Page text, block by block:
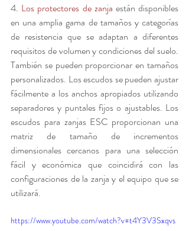
4. Los protectores de zanja están disponibles
en una amplia gama de tamaños y categorías
de resistencia que se adaptan a diferentes
requisitos de volumen y condiciones del suelo.
También se pueden proporcionar en tamaños
personalizados. Los escudos se pueden ajustar
fácilmente a los anchos apropiados utilizando
separadores y puntales fijos o ajustables. Los
escudos para zanjas ESC proporcionan una
matriz de tamaño de incrementos
dimensionales cercanos para una selección
fácil y económica que coincidirá con las
configuraciones de la zanja y el equipo que se
utilizará.
https://www.youtube.com/watch?v=t4Y3V3Sxqvs